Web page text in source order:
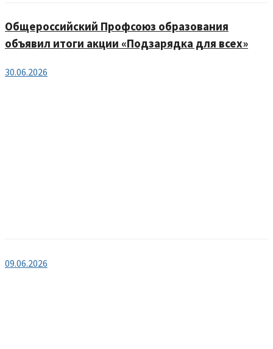
Общероссийский Профсоюз образования
объявил итоги акции «Подзарядка для всех»
30.06.2026
09.06.2026